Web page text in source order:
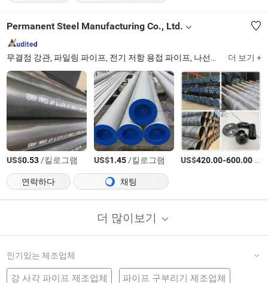
Permanent Steel Manufacturing Co., Ltd.
무결점 강관, 파일링 파이프, 전기 저항 용접 파이프, 나선형 용접 파이프, LSAW 강관, OCTG, 케이싱 파이프, 드릴 파이프, 탄소강 파이프, 스테인리스강 파이프 더 보기 +
US$0.53/킬로그램 US$1.45/킬로그램 US$420.00-600.00
연락하다
채팅
더 많이보기
인기있는 제조업체
강 사각 파이프 제조업체 파이프 구부리기 제조업체